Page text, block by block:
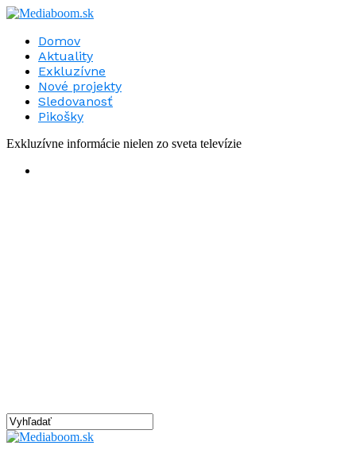
Domov
Aktuality
Exkluzívne
Nové projekty
Sledovanosť
Pikošky
Exkluzívne informácie nielen zo sveta televízie